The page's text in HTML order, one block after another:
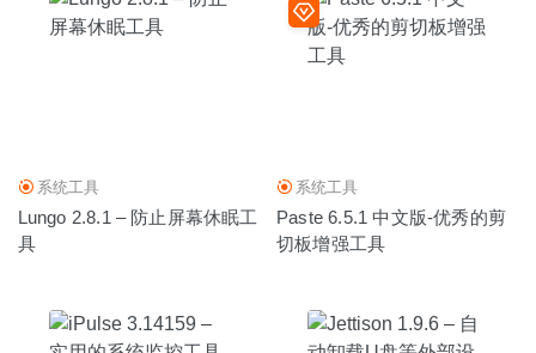
系统工具
Lungo 2.8.1 – 防止屏幕休眠工
具
系统工具
Paste 6.5.1 中文版-优秀的剪
切板增强工具